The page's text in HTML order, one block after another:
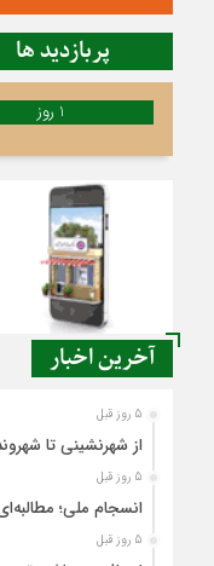
پربازدید ها
1 روز
آخرین اخبار
5 روز قبل
از شهرنشینی تا
5 روز قبل
انسجام ملی؛
5 روز قبل